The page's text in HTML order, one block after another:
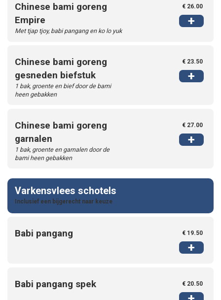
Chinese bami goreng
Empire
Met tjap tjoy, babi pangang en ko lo yuk
€ 26.00
+
Chinese bami goreng
gesneden biefstuk
1 bak, groente en bief door de bami
heen gebakken
€ 23.50
+
Chinese bami goreng
garnalen
1 bak, groente en garnalen door de
bami heen gebakken
€ 27.00
+
Varkensvlees schotels
Inclusief een bijgerecht naar keuze
Babi pangang € 19.50
+
Babi pangang spek € 20.50